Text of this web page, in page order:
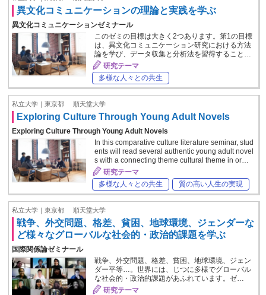
異文化コミュニケーションの理論と実践を学ぶ
異文化コミュニケーションゼミナール
このゼミの目標は大きく2つあります。第1の目標
は、異文化コミュニケーション研究における方法
論を学び、データ収集と分析法を習得すること…
研究テーマ
多様な人々との共生
私立大学｜東京都 順天堂大学
Exploring Culture Through Young Adult Novels
Exploring Culture Through Young Adult Novels
In this comparative culture literature seminar, stud
ents will read several authentic young adult novel
s with a connecting theme cultural theme in or…
研究テーマ
多様な人々との共生
質の高い人生の実現
私立大学｜東京都 順天堂大学
戦争、外交問題、格差、貧困、地球環境、ジェンダーな
ど様々なグローバルな社会的・政治的課題を学ぶ
国際関係論ゼミナール
戦争、外交問題、格差、貧困、地球環境、ジェン
ダー平等…。世界には、じつに多様でグローバル
な社会的・政治的課題があふれています。ゼ…
研究テーマ